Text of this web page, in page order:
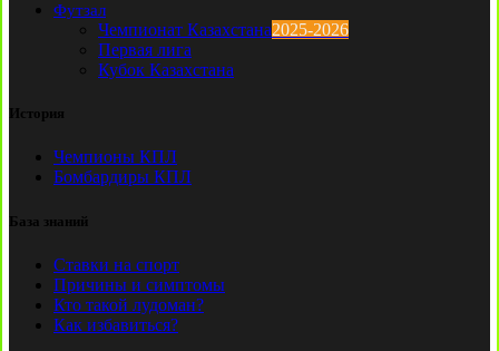
Футзал
Чемпионат Казахстана2025-2026
Первая лига
Кубок Казахстана
История
Чемпионы КПЛ
Бомбардиры КПЛ
База знаний
Ставки на спорт
Причины и симптомы
Кто такой лудоман?
Как избавиться?